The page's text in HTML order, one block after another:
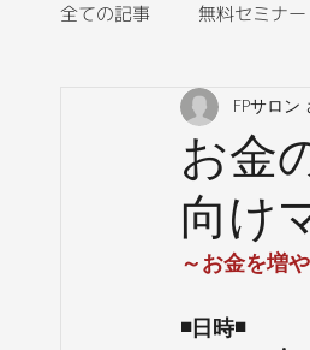
全ての記事 無料セミナー
お金
向け
FPサロン
～お金を増
◾️日時◾️